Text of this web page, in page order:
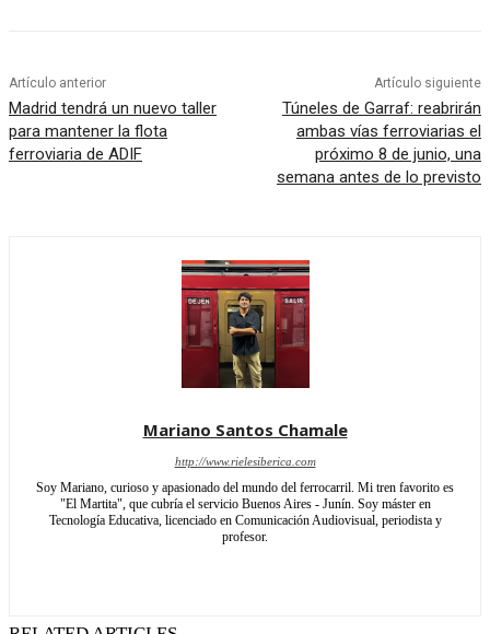
Artículo anterior
Madrid tendrá un nuevo taller
para mantener la flota
ferroviaria de ADIF
Artículo siguiente
Túneles de Garraf: reabrirán
ambas vías ferroviarias el
próximo 8 de junio, una
semana antes de lo previsto
Mariano Santos Chamale
http://www.rielesiberica.com
Soy Mariano, curioso y apasionado del mundo del ferrocarril. Mi tren favorito es
"El Martita", que cubría el servicio Buenos Aires - Junín. Soy máster en
Tecnología Educativa, licenciado en Comunicación Audiovisual, periodista y
profesor.